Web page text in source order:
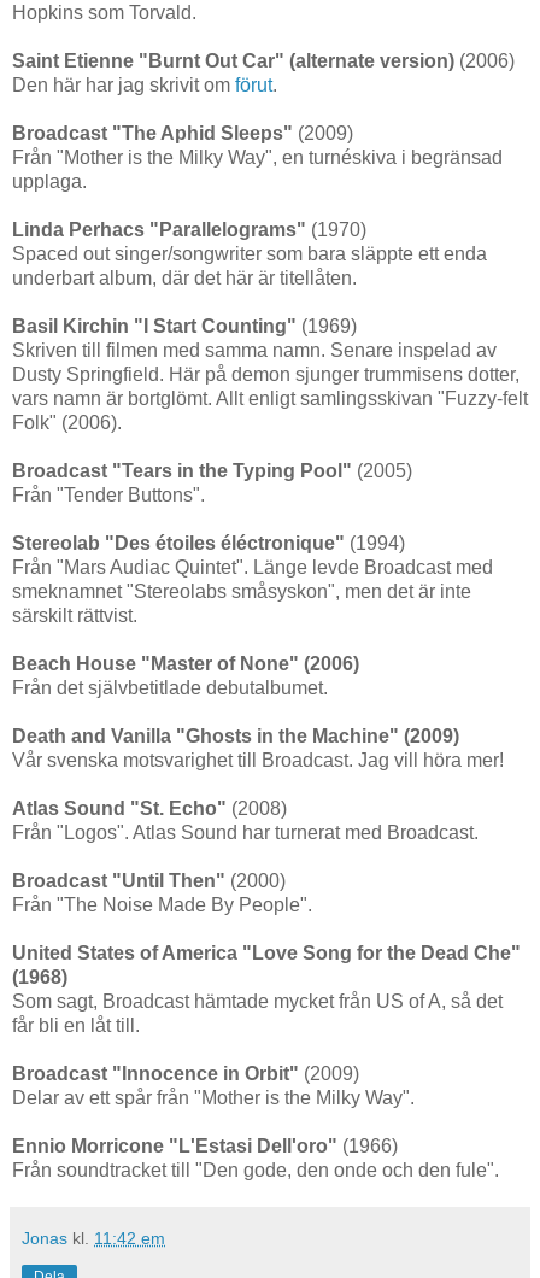
Hopkins som Torvald.
Saint Etienne "Burnt Out Car" (alternate version) (2006)
Den här har jag skrivit om förut.
Broadcast "The Aphid Sleeps" (2009)
Från "Mother is the Milky Way", en turnéskiva i begränsad
upplaga.
Linda Perhacs "Parallelograms" (1970)
Spaced out singer/songwriter som bara släppte ett enda
underbart album, där det här är titellåten.
Basil Kirchin "I Start Counting" (1969)
Skriven till filmen med samma namn. Senare inspelad av
Dusty Springfield. Här på demon sjunger trummisens dotter,
vars namn är bortglömt. Allt enligt samlingsskivan "Fuzzy-felt
Folk" (2006).
Broadcast "Tears in the Typing Pool" (2005)
Från "Tender Buttons".
Stereolab "Des étoiles éléctronique" (1994)
Från "Mars Audiac Quintet". Länge levde Broadcast med
smeknamnet "Stereolabs småsyskon", men det är inte
särskilt rättvist.
Beach House "Master of None" (2006)
Från det självbetitlade debutalbumet.
Death and Vanilla "Ghosts in the Machine" (2009)
Vår svenska motsvarighet till Broadcast. Jag vill höra mer!
Atlas Sound "St. Echo" (2008)
Från "Logos". Atlas Sound har turnerat med Broadcast.
Broadcast "Until Then" (2000)
Från "The Noise Made By People".
United States of America "Love Song for the Dead Che"
(1968)
Som sagt, Broadcast hämtade mycket från US of A, så det
får bli en låt till.
Broadcast "Innocence in Orbit" (2009)
Delar av ett spår från "Mother is the Milky Way".
Ennio Morricone "L'Estasi Dell'oro" (1966)
Från soundtracket till "Den gode, den onde och den fule".
Jonas kl. 11:42 em